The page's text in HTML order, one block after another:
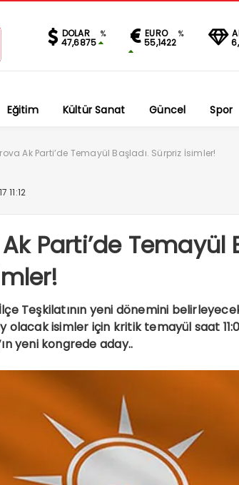
DOLAR %
47,6875
EURO %
55,1422
Eğitim Kültür Sanat Güncel Spor
Ak Parti’de Temayül Başladı. Sürpriz İsimler!
11:12
Parti’de Temayül
Teşkilatının yeni dönemini
olacak isimler için kritik temayül saat
yeni kongrede aday..